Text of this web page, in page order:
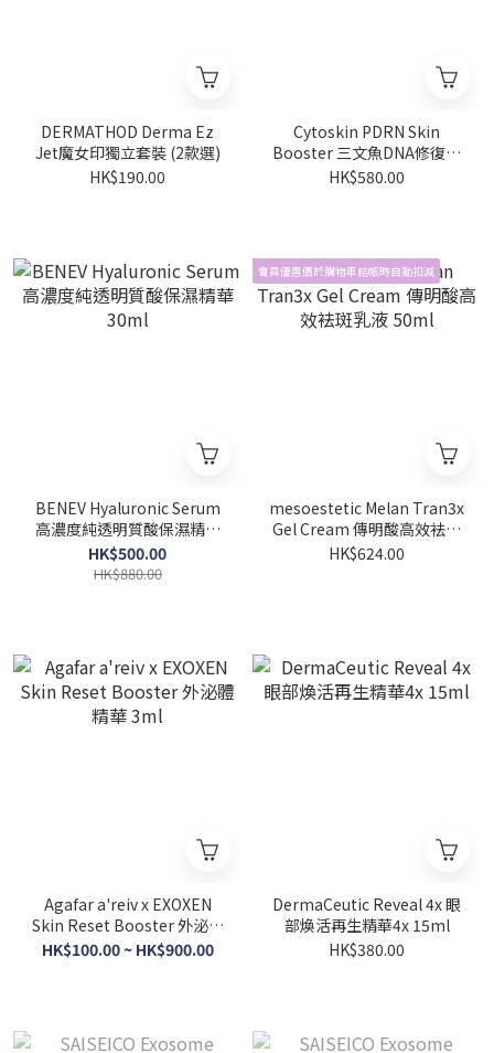
DERMATHOD Derma Ez
Jet魔女印獨立套裝 (2款選)
HK$190.00
Cytoskin PDRN Skin
Booster 三文魚DNA修復活
膚精華 2ml x 5
HK$580.00
BENEV Hyaluronic Serum
高濃度純透明質酸保濕精華
30ml
HK$500.00
HK$880.00
會員優惠價於購物車結帳時自動扣減
mesoestetic Melan Tran3x
Gel Cream 傳明酸高效袪斑
乳液 50ml
HK$624.00
Agafar a'reiv x EXOXEN
Skin Reset Booster 外泌體
精華 3ml
HK$100.00 ~ HK$900.00
DermaCeutic Reveal 4x 眼
部煥活再生精華4x 15ml
HK$380.00